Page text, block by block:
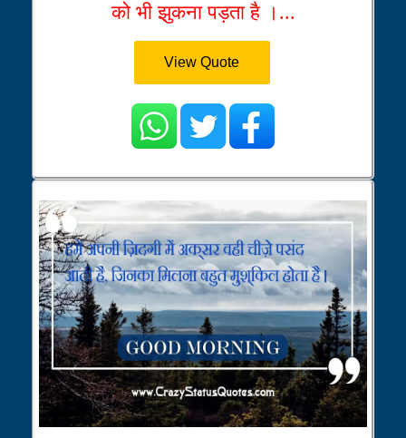
को भी झुकना पड़ता है ।...
View Quote